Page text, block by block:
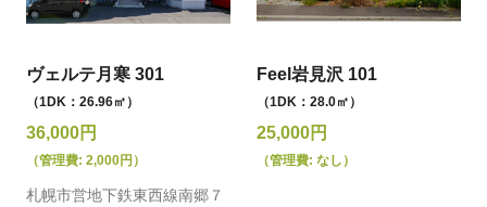
ヴェルテ月寒 301
（1DK：26.96㎡）
36,000円
（管理費: 2,000円）
札幌市営地下鉄東西線南郷７
Feel岩見沢 101
（1DK：28.0㎡）
25,000円
（管理費: なし）